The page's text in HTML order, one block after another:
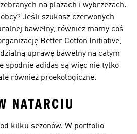
na plażach i wybrzeżach.
Jeśli szukasz czerwonych
bawełny, również mamy coś
Better Cotton Initiative,
uprawę bawełny na całym
spodnie adidas są więc nie tylko
również proekologiczne.
NATARCIU
kilku sezonów. W portfolio